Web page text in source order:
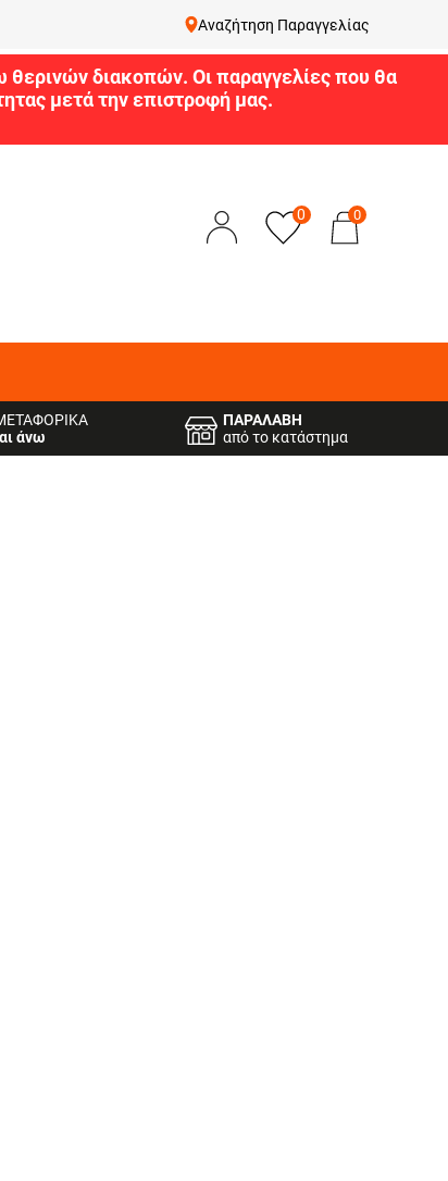
Αναζήτηση Παραγγελίας
θερινών διακοπών. Οι παραγγελίες που θα
μετά την επιστροφή μας.
0 0
άνω
ΠΑΡΑΛΑΒΗ
από το κατάστημα